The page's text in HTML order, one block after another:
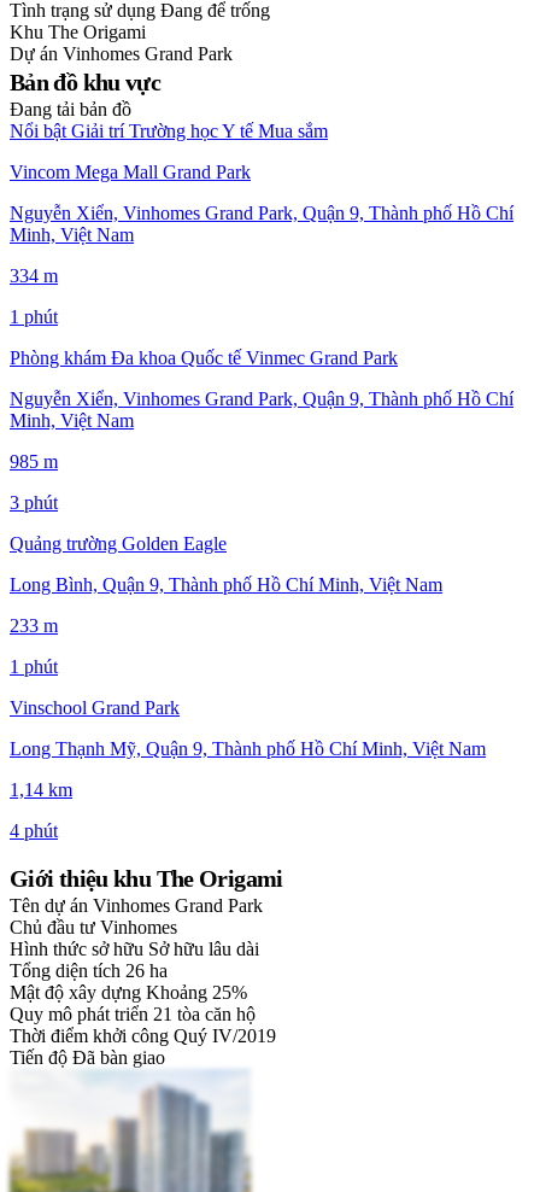
Tình trạng sử dụng Đang để trống
Khu The Origami
Dự án Vinhomes Grand Park
Bản đồ khu vực
Đang tải bản đồ
Nổi bật Giải trí Trường họcY tế Mua sắm
Vincom Mega Mall Grand Park
Nguyễn Xiển, Vinhomes Grand Park, Quận 9, Thành phố Hồ Chí
Minh, Việt Nam
334 m
1 phút
Phòng khám Đa khoa Quốc tế Vinmec Grand Park
Nguyễn Xiển, Vinhomes Grand Park, Quận 9, Thành phố Hồ Chí
Minh, Việt Nam
985 m
3 phút
Quảng trường Golden Eagle
Long Bình, Quận 9, Thành phố Hồ Chí Minh, Việt Nam
233 m
1 phút
Vinschool Grand Park
Long Thạnh Mỹ, Quận 9, Thành phố Hồ Chí Minh, Việt Nam
1,14 km
4 phút
Giới thiệu khu The Origami
Tên dự án Vinhomes Grand Park
Chủ đầu tư Vinhomes
Hình thức sở hữu Sở hữu lâu dài
Tổng diện tích 26 ha
Mật độ xây dựng Khoảng 25%
Quy mô phát triển 21 tòa căn hộ
Thời điểm khởi công Quý IV/2019
Tiến độ Đã bàn giao